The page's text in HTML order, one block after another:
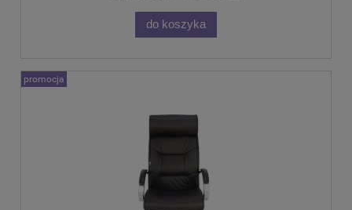
do koszyka
promocja